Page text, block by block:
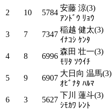
2 10 5784
安藤 涼(3)
ｱﾝﾄﾞｳ ﾘｮｳ
3 7 7347
稲越 健太(3)
ｲﾅｺｼ ｹﾝﾀ
4 8 6996
森田 壮一(3)
ﾓﾘﾀ ｿｳｲﾁ
5 9 6907
大日向 温馬(3)
ｵﾋﾞﾅﾀ ﾊﾙﾏ
6 3 5627
下川 蓮斗(3)
ｼﾓｶﾜ ﾚﾝﾄ